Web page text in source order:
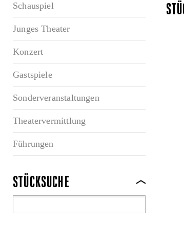
Schauspiel
Junges Theater
Konzert
Gastspiele
Sonderveranstaltungen
Theatervermittlung
Führungen
STÜCKSUCHE